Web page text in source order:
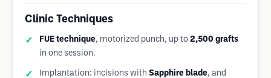
Clinic Techniques
FUE technique, motorized punch, up to 2,500 grafts
in one session.
Implantation: incisions with Sapphire blade, and